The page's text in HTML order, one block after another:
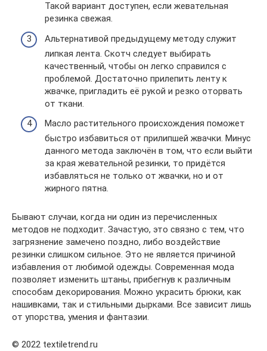
Такой вариант доступен, если жевательная
резинка свежая.
Альтернативой предыдущему методу служит
липкая лента. Скотч следует выбирать
качественный, чтобы он легко справился с
проблемой. Достаточно прилепить ленту к
жвачке, пригладить её рукой и резко оторвать
от ткани.
Масло растительного происхождения поможет
быстро избавиться от прилипшей жвачки. Минус
данного метода заключён в том, что если выйти
за края жевательной резинки, то придётся
избавляться не только от жвачки, но и от
жирного пятна.
Бывают случаи, когда ни один из перечисленных
методов не подходит. Зачастую, это связно с тем, что
загрязнение замечено поздно, либо воздействие
резинки слишком сильное. Это не является причиной
избавления от любимой одежды. Современная мода
позволяет изменить штаны, прибегнув к различным
способам декорирования. Можно украсить брюки, как
нашивками, так и стильными дырками. Все зависит лишь
от упорства, умения и фантазии.
© 2022 textiletrend.ru